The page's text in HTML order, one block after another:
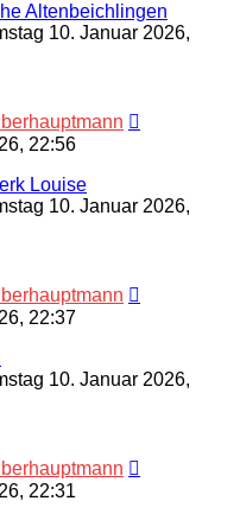
Altenbeichlingen
10. Januar 2026,
22:56
Louise
10. Januar 2026,
22:37
10. Januar 2026,
22:31